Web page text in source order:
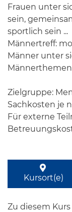
Frauen unter
sein,
sportlich sein ...
Männertreff:
Männer unter
Männerthemen
Zielgruppe:
Sachkosten je
Für externe
Kursort(e)
Zu diesem